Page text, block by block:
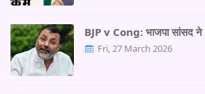
BJP v Cong: भाजपा सांसद
Fri, 27 March 2026